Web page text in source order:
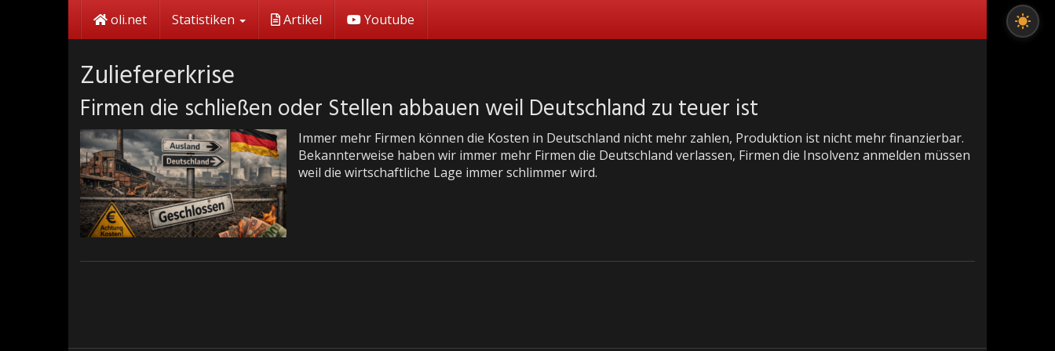
oli.net Statistiken Artikel Youtube
Zuliefererkrise
Firmen die schließen oder Stellen abbauen weil Deutschland zu teuer ist
Immer mehr Firmen können die Kosten in Deutschland nicht mehr zahlen, Produktion ist nicht mehr finanzierbar.
Bekannterweise haben wir immer mehr Firmen die Deutschland verlassen, Firmen die Insolvenz anmelden müssen
weil die wirtschaftliche Lage immer schlimmer wird.